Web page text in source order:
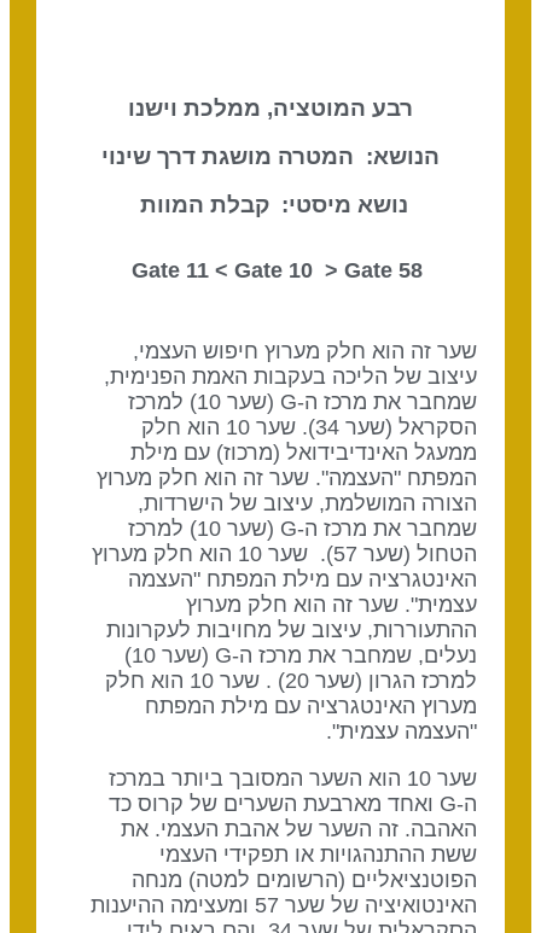
רבע המוטציה, ממלכת וישנו
הנושא: המטרה מושגת דרך שינוי
נושא מיסטי: קבלת המוות
58 Gate 11 <
Gate 10 > Gate
שער זה הוא חלק מערוץ חיפוש העצמי,
עיצוב של הליכה בעקבות האמת הפנימית,
שמחבר את מרכז ה-G (שער 10) למרכז
הסקראל (שער 34). שער 10 הוא חלק
ממעגל האינדיבידואל (מרכוז) עם מילת
המפתח "העצמה". שער זה הוא חלק מערוץ
הצורה המושלמת, עיצוב של הישרדות,
שמחבר את מרכז ה-G (שער 10) למרכז
הטחול (שער 57). שער 10 הוא חלק מערוץ
האינטגרציה עם מילת המפתח "העצמה
עצמית". שער זה הוא חלק מערוץ
ההתעוררות, עיצוב של מחויבות לעקרונות
נעלים, שמחבר את מרכז ה-G (שער 10)
למרכז הגרון (שער 20) . שער 10 הוא חלק
מערוץ האינטגרציה עם מילת המפתח
"העצמה עצמית".
שער 10 הוא השער המסובך ביותר במרכז
ה-G ואחד מארבעת השערים של קרוס כד
האהבה. זה השער של אהבת העצמי. את
ששת ההתנהגויות או תפקידי העצמי
הפוטנציאליים (הרשומים למטה) מנחה
האינטואיציה של שער 57 ומעצימה ההיענות